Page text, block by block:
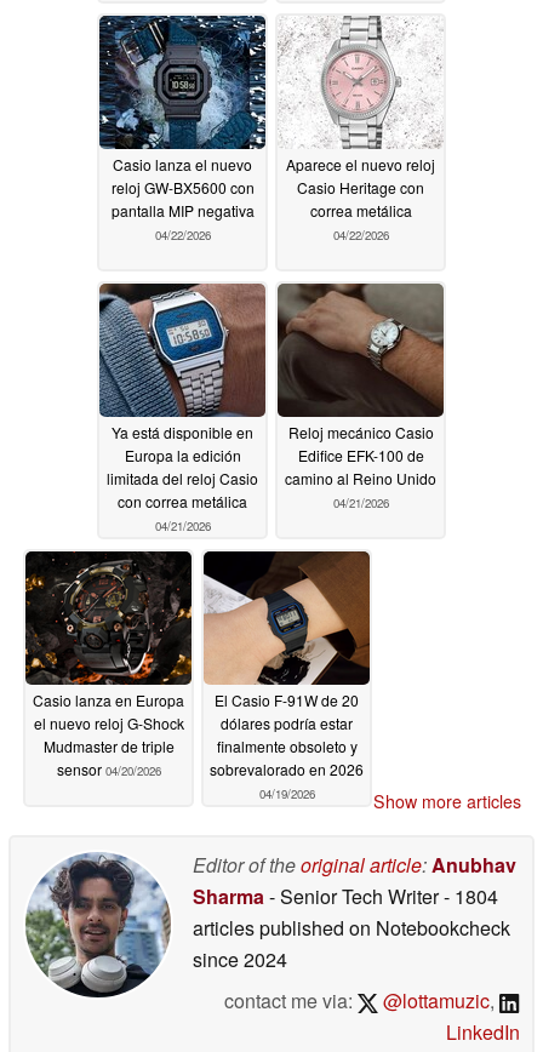
Casio lanza el nuevo
reloj GW-BX5600 con
pantalla MIP negativa
04/22/2026
Aparece el nuevo reloj
Casio Heritage con
correa metálica
04/22/2026
Ya está disponible en
Europa la edición
limitada del reloj Casio
con correa metálica
04/21/2026
Reloj mecánico Casio
Edifice EFK-100 de
camino al Reino Unido
04/21/2026
Casio lanza en Europa
el nuevo reloj G-Shock
Mudmaster de triple
sensor 04/20/2026
El Casio F-91W de 20
dólares podría estar
finalmente obsoleto y
sobrevalorado en 2026
04/19/2026 Show more articles
Editor of theoriginal article:Anubhav
Sharma- Senior Tech Writer- 1804
articles published on Notebookcheck
since 2024
contact me via:
@lottamuzic,
LinkedIn